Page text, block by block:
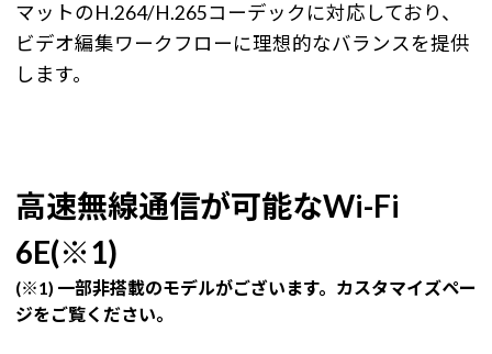
マットのH.264/H.265コーデックに対応しており、
ビデオ編集ワークフローに理想的なバランスを提供
します。
高速無線通信が可能なWi-Fi
6E(※1)
(※1) 一部非搭載のモデルがございます。カスタマイズペー
ジをご覧ください。